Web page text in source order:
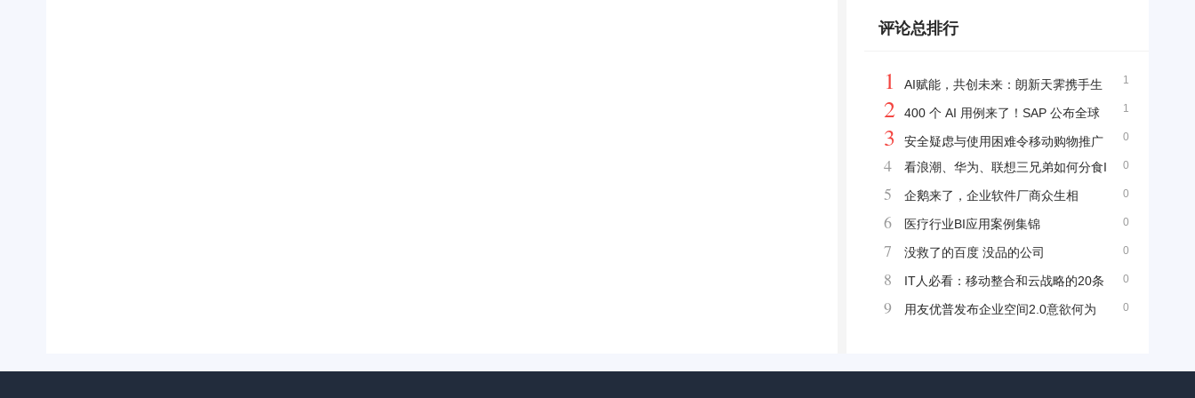
验
评论总排行
1
1
AI赋能，共创未来：朗新天霁携手生
态伙伴共拓人力资源数字化蓝海
1
2
400 个 AI 用例来了！SAP 公布全球
最强企业级 AI 路线图
0
3
安全疑虑与使用困难令移动购物推广
不易
0
4
看浪潮、华为、联想三兄弟如何分食I
BM蛋糕
0
5 企鹅来了，企业软件厂商众生相
0
6 医疗行业BI应用案例集锦
0
7 没救了的百度 没品的公司
0
8
IT人必看：移动整合和云战略的20条
专家建议
0
9
用友优普发布企业空间2.0意欲何为